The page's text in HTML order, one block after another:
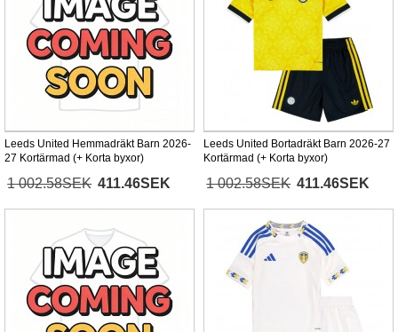
Leeds United Hemmadräkt Barn 2026-
27 Kortärmad (+ Korta byxor)
1 002.58SEK 411.46SEK
Leeds United Bortadräkt Barn 2026-27
Kortärmad (+ Korta byxor)
1 002.58SEK 411.46SEK